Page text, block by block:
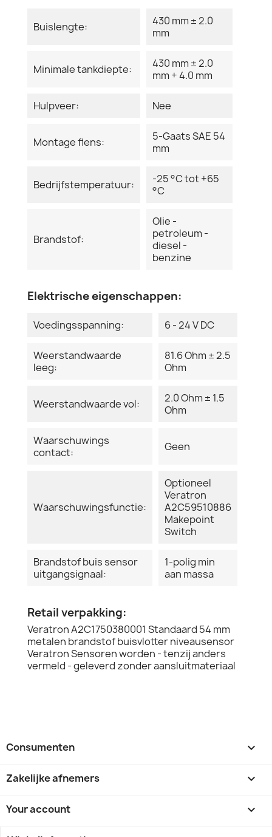
Buislengte:
430 mm ± 2.0
mm
Minimale tankdiepte:
430 mm ± 2.0
mm + 4.0 mm
Hulpveer: Nee
Montage flens:
5-Gaats SAE 54
mm
Bedrijfstemperatuur:
-25 °C tot +65
°C
Brandstof:
Olie -
petroleum -
diesel -
benzine
Elektrische eigenschappen:
Voedingsspanning: 6 - 24 V DC
Weerstandwaarde
leeg:
81.6 Ohm ± 2.5
Ohm
Weerstandwaarde vol:
2.0 Ohm ± 1.5
Ohm
Waarschuwings
contact:
Geen
Waarschuwingsfunctie:
Optioneel
Veratron
A2C59510886
Makepoint
Switch
Brandstof buis sensor
uitgangsignaal:
1-polig min
aan massa
Retail verpakking:
Veratron A2C1750380001 Standaard 54 mm
metalen brandstof buisvlotter niveausensor
Veratron Sensoren worden - tenzij anders
vermeld - geleverd zonder aansluitmateriaal
Consumenten 
Zakelijke afnemers 
Your account 